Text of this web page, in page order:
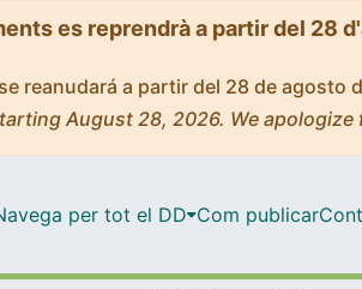
es reprendrà a partir del 28
reanudará a partir del 28 de agosto
August 28, 2026. We
per tot el DD Com publicar